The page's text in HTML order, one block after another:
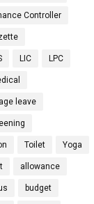
Controller
LIC LPC
leave
Toilet Yoga
allowance
budget